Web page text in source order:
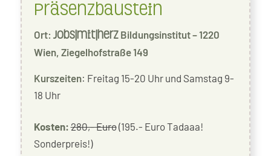
Präsenzbaustein
Ort: jobs|mit|herzBildungsinstitut – 1220
Wien, Ziegelhofstraße 149
Kurszeiten: Freitag 15-20 Uhr und Samstag 9-
18 Uhr
Kosten:280,- Euro(195.- Euro Tadaaa!
Sonderpreis!)